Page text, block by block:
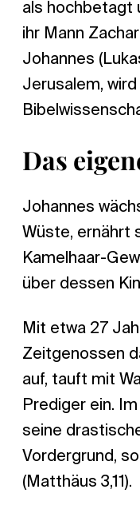
als hochbetagt
ihr Mann
Johannes
Jerusalem,
Das
Johannes
Wüste, ernährt
Kamelhaar-
über dessen
Mit etwa 27
Zeitgenossen
auf, tauft mit
Prediger ein.
seine
Vordergrund,
(Matthäus 3,11).